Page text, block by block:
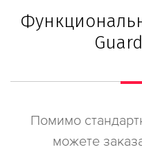
Помимо
можете